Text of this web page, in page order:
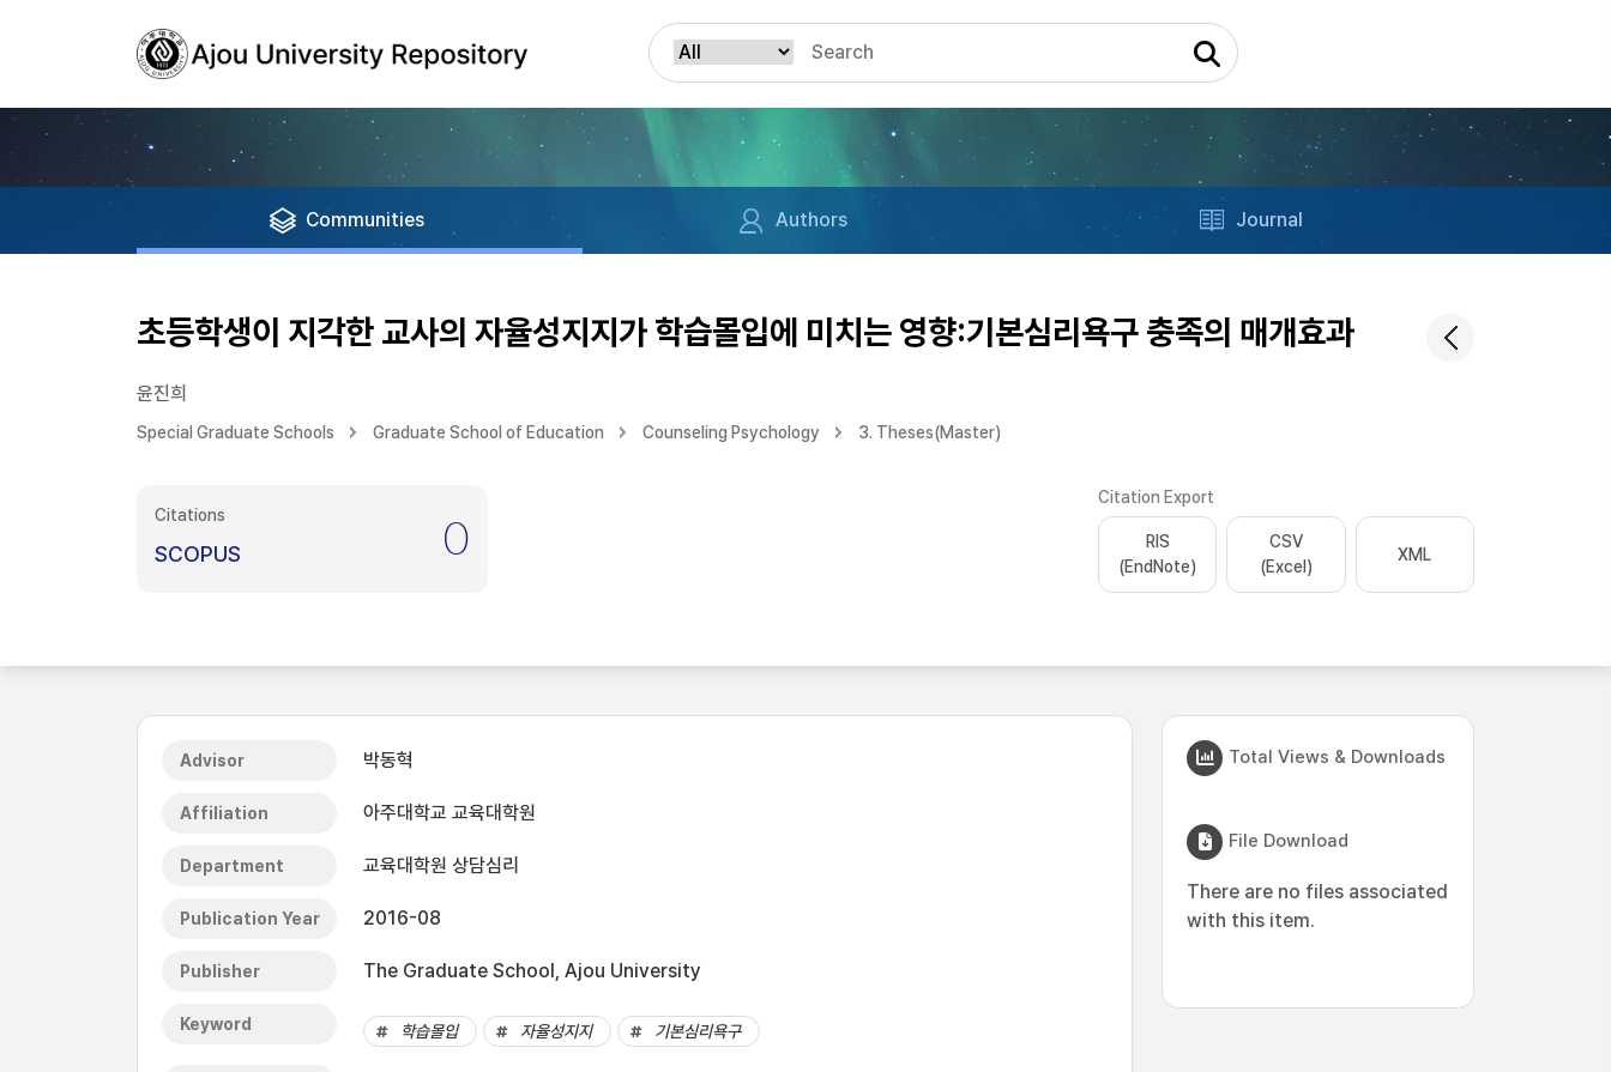
Communities Authors Journal
초등학생이 지각한 교사의 자율성지지가 학습몰입에 미치는 영향:기본심리욕구 충족의 매개효과
윤진희
Special Graduate Schools Graduate School of Education Counseling Psychology 3. Theses(Master)
Citations
SCOPUS 0
Citation Export
RIS
(EndNote)
CSV
(Excel)
XML
Advisor 박동혁
Affiliation 아주대학교 교육대학원
Department 교육대학원 상담심리
Publication Year 2016-08
Publisher The Graduate School, Ajou University
Keyword 학습몰입 자율성지지 기본심리욕구
Total Views & Downloads
File Download
There are no files associated
with this item.